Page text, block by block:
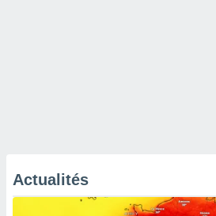
Actualités